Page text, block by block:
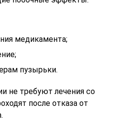
медикамента;
пузырьки.
не требуют лечения со
после отказа от